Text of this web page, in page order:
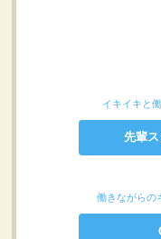
イキイキと
先輩
働きながらの